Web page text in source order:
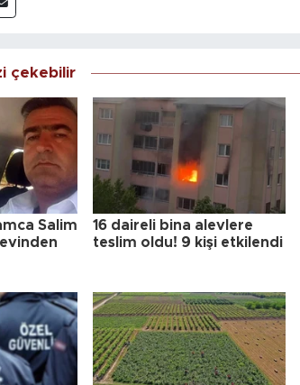
çekebilir
Salim
16 daireli bina alevlere
teslim oldu! 9 kişi etkilendi